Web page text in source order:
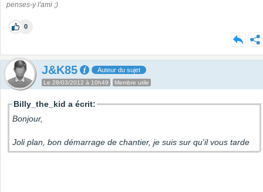
penses-y l'ami ;)
0
J&K85 Auteur du sujet
Le 28/03/2012 à 10h49 Membre utile
Billy_the_kid a écrit:
Bonjour,
Joli plan, bon démarrage de chantier, je suis sur qu'il vous tarde